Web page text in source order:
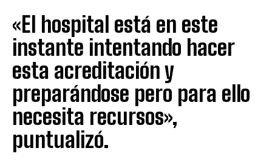
«El hospital está en este
instante intentando hacer
esta acreditación y
preparándose pero para ello
necesita recursos»,
puntualizó.